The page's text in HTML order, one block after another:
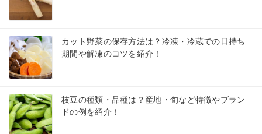
カット野菜の保存方法は？冷凍・冷蔵での日持ち
期間や解凍のコツを紹介！
枝豆の種類・品種は？産地・旬など特徴やブラン
ドの例を紹介！